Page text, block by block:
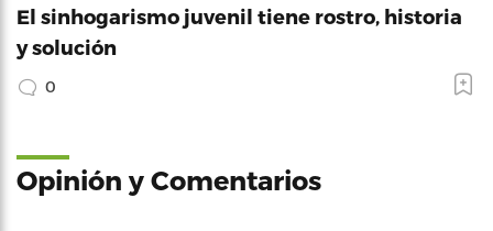
El sinhogarismo juvenil tiene rostro, historia
y solución
0
Opinión y Comentarios